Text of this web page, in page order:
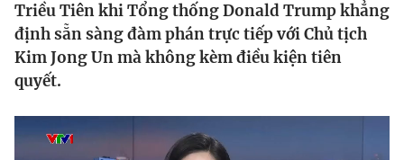
Thế giới
Tin tức
Câu chuyện quốc tế
Kinh tế
Tài chính
Dữ liệu và đời sống
Triều Tiên khi Tổng thống Donald Trump khẳng
định sẵn sàng đàm phán trực tiếp với Chủ tịch
Kim Jong Un mà không kèm điều kiện tiên
quyết.